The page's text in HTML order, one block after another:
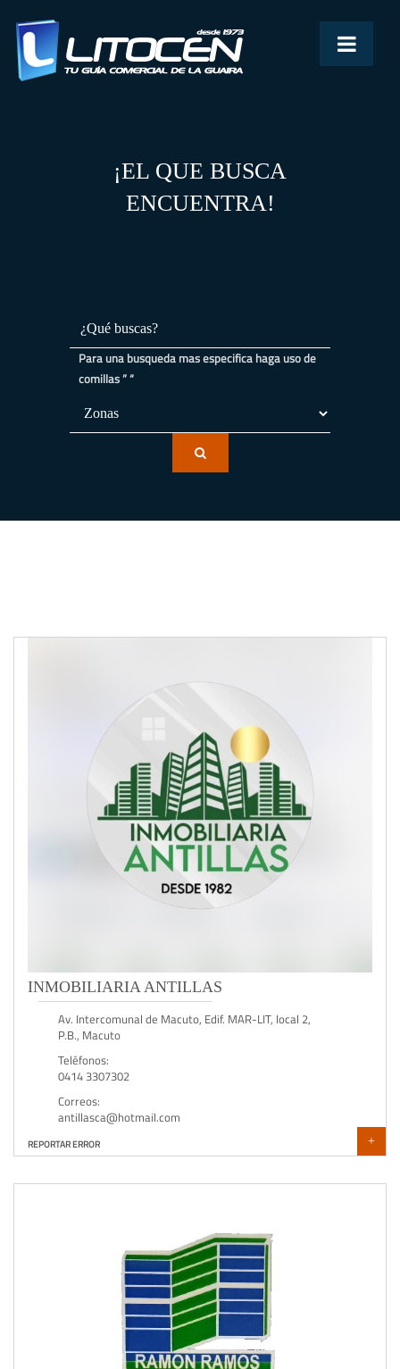
¡EL QUE BUSCA
ENCUENTRA!
Para una busqueda mas especifica haga uso de
comillas ” “
INMOBILIARIA ANTILLAS
Av. Intercomunal de Macuto, Edif. MAR-LIT, local 2,
P.B., Macuto
Teléfonos:
0414 3307302
Correos:
antillasca@hotmail.com
REPORTAR ERROR +